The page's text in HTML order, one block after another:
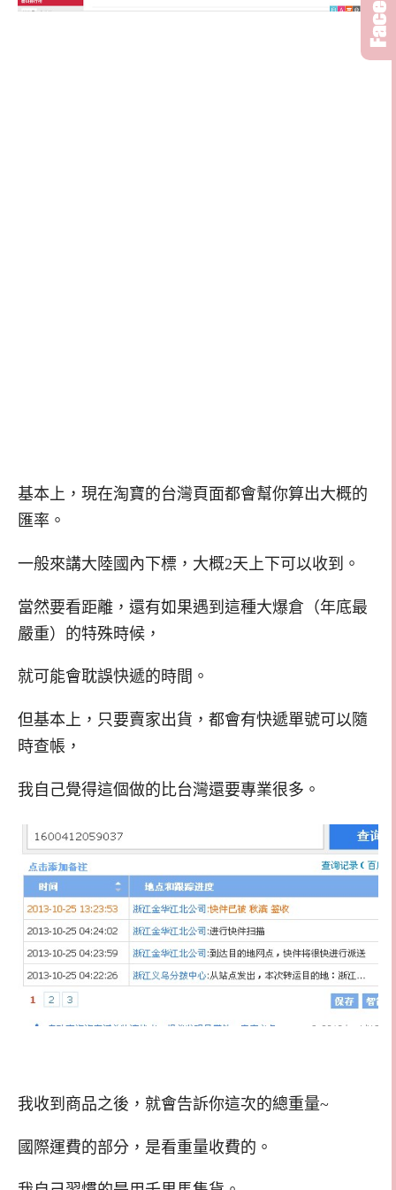
基本上，現在淘寶的台灣頁面都會幫你算出大概的
匯率。
一般來講大陸國內下標，大概2天上下可以收到。
當然要看距離，還有如果遇到這種大爆倉（年底最
嚴重）的特殊時候，
就可能會耽誤快遞的時間。
但基本上，只要賣家出貨，都會有快遞單號可以隨
時查帳，
我自己覺得這個做的比台灣還要專業很多。
我收到商品之後，就會告訴你這次的總重量~
國際運費的部分，是看重量收費的。